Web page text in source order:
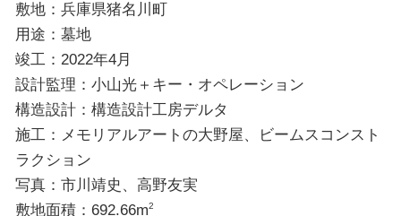
敷地：兵庫県猪名川町
用途：墓地
竣工：2022年4月
設計監理：小山光＋キー・オペレーション
構造設計：構造設計工房デルタ
施工：メモリアルアートの大野屋、ビームスコンスト
ラクション
写真：市川靖史、高野友実
敷地面積：692.66m2